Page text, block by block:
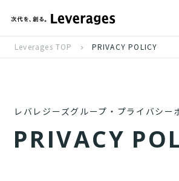
Leverages TOP PRIVACY POLICY
レバレジーズグループ・プライバシー
PRIVACY PO